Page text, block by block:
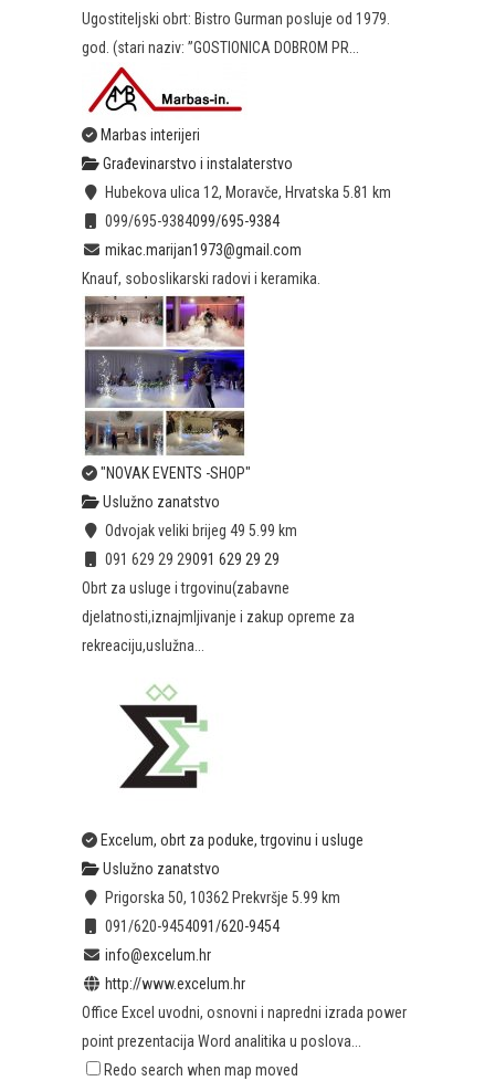
Ugostiteljski obrt: Bistro Gurman posluje od 1979.
god. (stari naziv: ”GOSTIONICA DOBROM PR...
Marbas interijeri
Građevinarstvo i instalaterstvo
Hubekova ulica 12, Moravče, Hrvatska 5.81 km
099/695-9384099/695-9384
mikac.marijan1973@gmail.com
Knauf, soboslikarski radovi i keramika.
"NOVAK EVENTS -SHOP"
Uslužno zanatstvo
Odvojak veliki brijeg 49 5.99 km
091 629 29 29091 629 29 29
Obrt za usluge i trgovinu(zabavne
djelatnosti,iznajmljivanje i zakup opreme za
rekreaciju,uslužna...
Excelum, obrt za poduke, trgovinu i usluge
Uslužno zanatstvo
Prigorska 50, 10362 Prekvršje 5.99 km
091/620-9454091/620-9454
info@excelum.hr
http://www.excelum.hr
Office Excel uvodni, osnovni i napredni izrada power
point prezentacija Word analitika u poslova...
Redo search when map moved